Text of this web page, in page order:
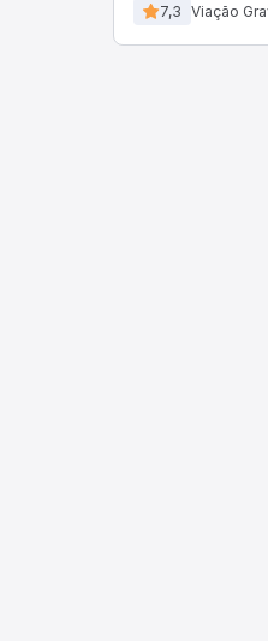
7,3 Viação